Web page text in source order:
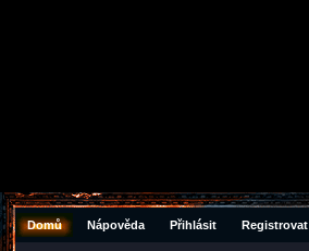
Domů Nápověda Přihlásit Registrovat